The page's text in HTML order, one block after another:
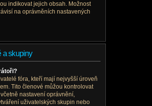
indikovat jejich obsah. Možnost
na oprávněních nastavených
a skupiny
fóra, kteří mají nejvyšší úroveň
Tito členové můžou kontrolovat
nastavení oprávnění,
uživatelských skupin nebo